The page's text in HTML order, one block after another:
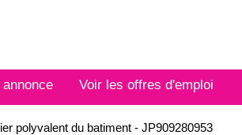
Voir les offres d'emploi
polyvalent du batiment - JP909280953